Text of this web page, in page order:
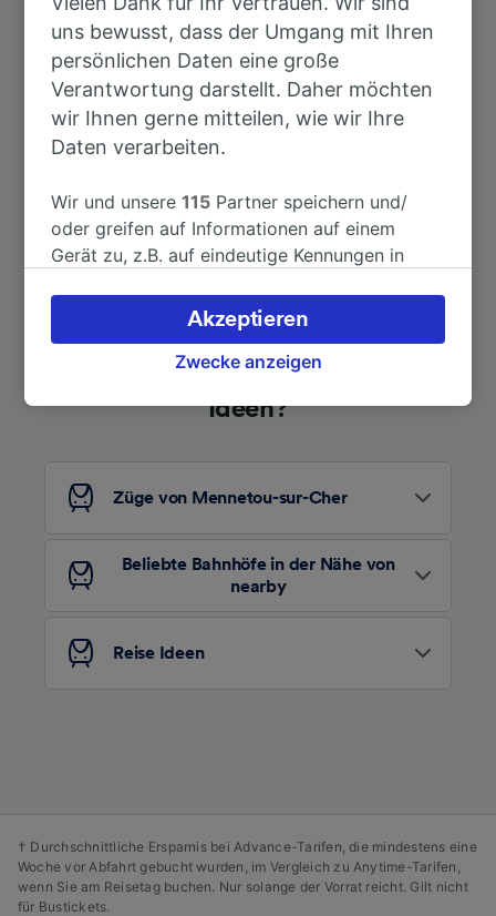
Nach Tours 1h 12min
Nach Paris 2h 10min
Weitere Verbindungen sehen
Auf der Suche nach weiteren
Ideen?
Züge von Mennetou-sur-Cher
Beliebte Bahnhöfe in der Nähe von
nearby
Reise Ideen
† Durchschnittliche Ersparnis bei Advance-Tarifen, die mindestens eine
Woche vor Abfahrt gebucht wurden, im Vergleich zu Anytime-Tarifen,
wenn Sie am Reisetag buchen. Nur solange der Vorrat reicht. Gilt nicht
für Bustickets.
uns bewusst, dass der Umgang mit Ihren
persönlichen Daten eine große
Verantwortung darstellt. Daher möchten
wir Ihnen gerne mitteilen, wie wir Ihre
Daten verarbeiten.
Wir und unsere115 Partner speichern und/
oder greifen auf Informationen auf einem
Gerät zu, z.B. auf eindeutige Kennungen in
verarbeiten. Sie können Ihre Präferenzen
akzeptieren oder verwalten, einschließlich
Ihres Widerspruchsrechts bei berechtigtem
besuchen Sie jederzeit die Seite der
werden unseren Partnern signalisiert und
haben keinen Einfluss auf Surfdaten. Ihre
verwendet, wenn Sie uns gebeten haben, Ihr
Surfverhalten nicht zu verfolgen.
Wir und unsere Partner verarbeiten Daten, um
Folgendes bereitzustellen:
Verwendung genauer Standortdaten.
Endgeräteeigenschaften zur Identifikation
Angeboten.
Liste der Partner (Lieferanten)
Zwecke anzeigen
Akzeptieren